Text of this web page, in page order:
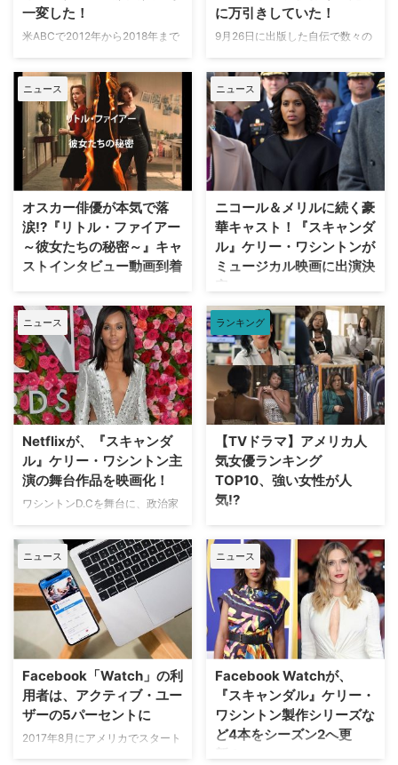
ラミンタ・ホールの同名ベストセ
ラー小説を原作とするこのリミテ
親友であるエレノア、メアリー、
ナンシーの三人の女性 …
EP; Limited Series To Film In LA
https://t.co/Vs0Rbo …
一変した！
米ABCで2012年から2018年まで
台に描く禁断のラブ・サスペンス
ドラマ『スキャンダル 託された
秘密』。全7シーズンにわたり主
人公オリヴィア・ポープを演じた
ケリー・ワシントンが、いかに同
シリーズが人生を変えたかを語っ
た。 プロデューサー業に進出、
約40年間で初めてネットワーク
のドラマ主役を務めた『スキャン
ダル』で成功を手にしたケリー
は、自身の製作会社Simpson
ァイアー ～彼 …
に万引きしていた！
9月26日に出版した自伝で数々の
ル 託された秘密』のケリー・ワ
シントン。役作りのために万引き
をした経験も語られていると、米
Entertainment Weeklyが伝え
た。 抜かりなく準備し、見事に
実行 自伝「Thicker Than
Water（原題）」で、今だから明
ついて暴露したケリー。キャリア
初期に出演した2001年の犯罪サ
スペンス映画『リフト』で万引き
癖のある主人公ニーシーを演じる
にあたり、万引きをする際に感じ
ニュース
オスカー俳優が本気で落
涙!?『リトル・ファイアー
～彼女たちの秘密～』キャ
ストインタビュー動画到着
リース・ウィザースプーン（『ビ
ッグ・リトル・ライズ』）＆ケリ
ー・ワシントン（『スキャンダ
ル 託された秘密』）が製作総指
揮・主演を務めるサスペンスドラ
マ『リトル・ファイアー～彼女た
ちの秘密～』が、5月22日（木）
よりAmazon Prime Videoにて独
占配信されている。同作に出演す
るリースとケリーのインタビュー
動画…
ニュース
ニコール＆メリルに続く豪
華キャスト！『スキャンダ
ル』ケリー・ワシントンが
ミュージカル映画に出演決
定
人気政治サスペンスドラマ『スキ
ャンダル 託された秘密』で主人
公オリヴィア・ポープを演じ、人
気女優の仲間入りを果たしたケリ
ー・ワシントンが、豪華キャスト
が名を連ねるNetflixの映画『The
Prom（原題）』に出演すること
が明らかとなった。米Deadline
が報じている。 『Glee／グリ
ー』や『アメリカン・ホラー・…
ニュース
Netflixが、『スキャンダ
ル』ケリー・ワシントン主
演の舞台作品を映画化！
ワシントンD.Cを舞台に、政治家
ィクサーを描く人気サスペンスド
ラマ『スキャンダル 託された秘
密』で、主人公オリヴィア・ポー
プを演じたケリー・ワシントン。
最近は、プロデューサーとしても
活躍する彼女が出演しているブロ
ードウェイの舞台『American
Son（原題）』をNetflixが90分
枠…
ランキング
【TVドラマ】アメリカ人
気女優ランキング
TOP10、強い女性が人
気!?
米調査会社Q Scoreが弾き出し
た"ポジティブ度"と"親しみ易さ
度"の結果をもとに、米The Wrap
が米4大TV局であるABC、FOX、
NBC、CBSのドラマシリーズに
出演する人気俳優TOP10を発表
したので、昨日の男優編に引き続
き、本日は人気女優TOP10をご
ドラマ】アメリカ人気男…
ニュース
Facebook「Watch」の利
用者は、アクティブ・ユー
ザーの5パーセントに
2017年8月にアメリカでスタート
ニュース
Facebook Watchが、
『スキャンダル』ケリー・
ワシントン製作シリーズな
ど4本をシーズン2へ更
新！